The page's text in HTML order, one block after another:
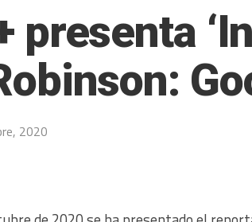
presenta
2020